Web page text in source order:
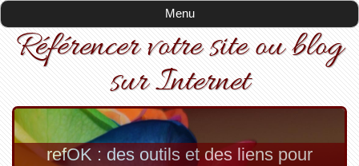
Menu
Référencer votre site ou blog
sur Internet
refOK : des outils et des liens pour